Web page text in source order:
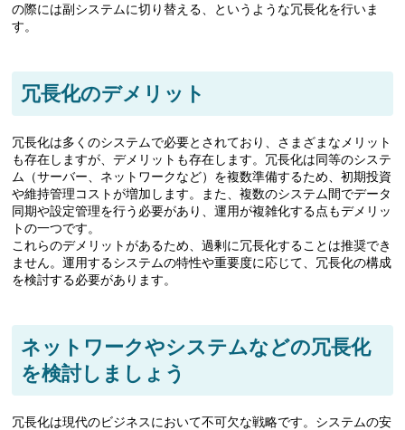
の際には副システムに切り替える、というような冗長化を行いま
す。
冗長化のデメリット
冗長化は多くのシステムで必要とされており、さまざまなメリット
も存在しますが、デメリットも存在します。冗長化は同等のシステ
ム（サーバー、ネットワークなど）を複数準備するため、初期投資
や維持管理コストが増加します。また、複数のシステム間でデータ
同期や設定管理を行う必要があり、運用が複雑化する点もデメリッ
トの一つです。
これらのデメリットがあるため、過剰に冗長化することは推奨でき
ません。運用するシステムの特性や重要度に応じて、冗長化の構成
を検討する必要があります。
ネットワークやシステムなどの冗長化
を検討しましょう
冗長化は現代のビジネスにおいて不可欠な戦略です。システムの安